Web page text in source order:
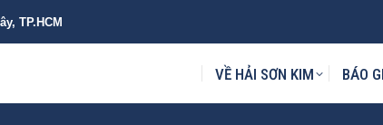
TP.HCM
VỀ HẢI SƠN KIM BÁO
SƠN KIM